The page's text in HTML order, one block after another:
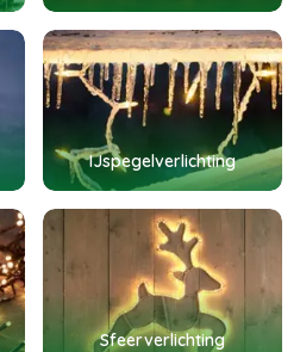
IJspegelverlichting
Sfeerverlichting